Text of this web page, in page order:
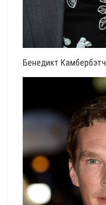
Бенедикт Камбербэтч